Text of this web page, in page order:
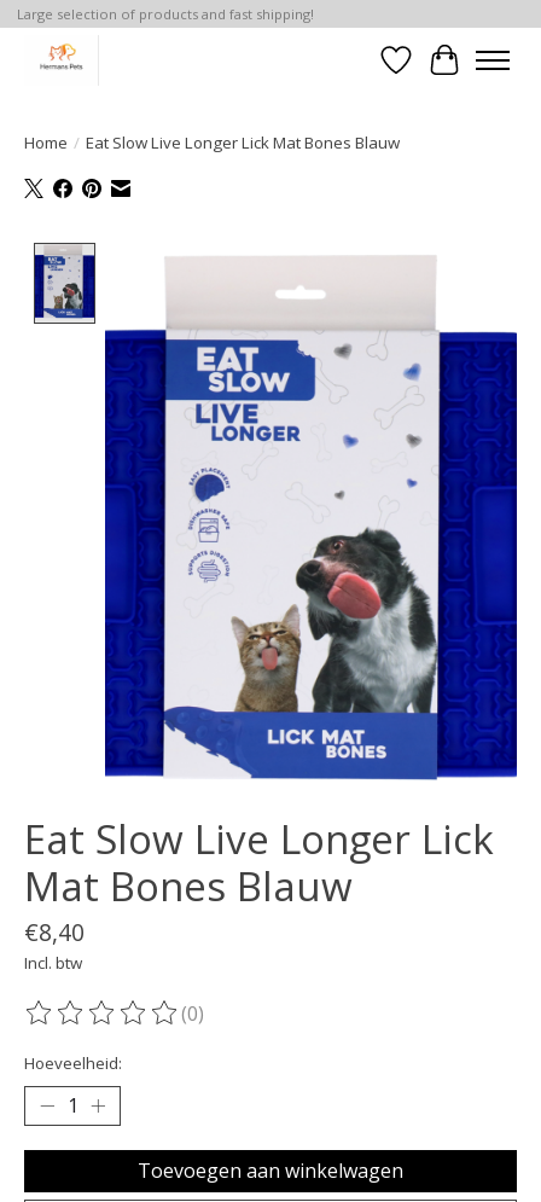
Large selection of products and fast shipping!
Verlanglijst
Home / Eat Slow Live Longer Lick Mat Bones Blauw
Product image slideshow Items
Eat Slow Live Longer Lick
Mat Bones Blauw
€8,40
Incl. btw
De beoordeling van dit product is
(0)
Hoeveelheid:
Toevoegen aan winkelwagen